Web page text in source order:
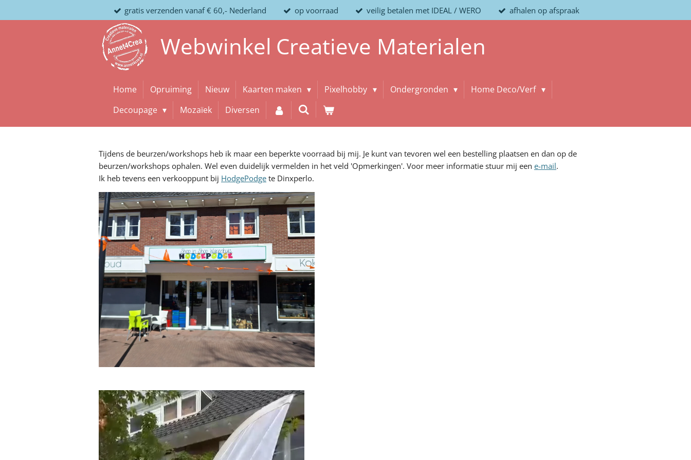
direct
gratis verzenden vanaf € 60,- Nederland op voorraad veilig betalen met IDEAL / WERO afhalen op afspraak
Webwinkel Creatieve Materialen
Home Opruiming Nieuw Kaarten maken Pixelhobby Ondergronden
Home Deco/Verf
Decoupage
Mozaïek Diversen
Tijdens de beurzen/workshops heb ik maar een beperkte voorraad bij mij. Je kunt van tevoren wel een bestelling plaatsen en dan op de
beurzen/workshops ophalen. Wel even duidelijk vermelden in het veld 'Opmerkingen'. Voor meer informatie stuur mij een e-mail.
Ik heb tevens een verkooppunt bij HodgePodge te Dinxperlo.